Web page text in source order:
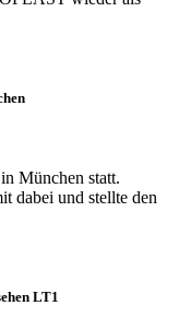
München statt.
dabei und stellte den
LT1